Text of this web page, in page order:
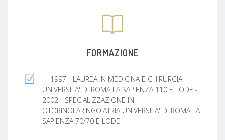
FORMAZIONE
. - 1997 - LAUREA IN MEDICINA E CHIRURGIA
UNIVERSITA' DI ROMA LA SAPIENZA 110 E LODE -
2002 - SPECIALIZZAZIONE IN
OTORINOLARINGOIATRIA UNIVERSITA' DI ROMA LA
SAPIENZA 70/70 E LODE